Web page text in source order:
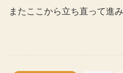
またここから立ち直って進